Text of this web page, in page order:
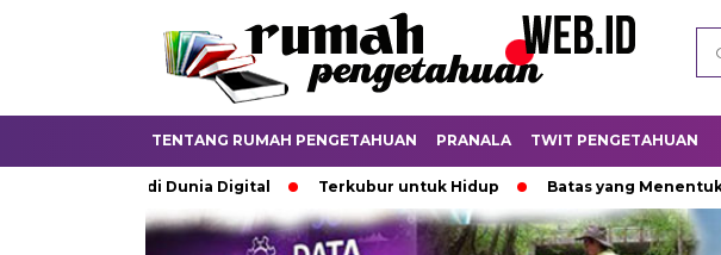
TENTANG RUMAH PENGETAHUAN PRANALA TWIT PENGETAHUAN
di Dunia Digital Terkubur untuk Hidup Batas yang Menentukan